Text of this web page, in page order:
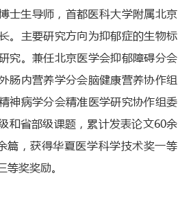
士生导师，首都医科大学附属北京
。主要研究方向为抑郁症的生物标
究。兼任北京医学会抑郁障碍分会
肠内营养学分会脑健康营养协作组
神病学分会精准医学研究协作组委
和省部级课题，累计发表论文60余
篇，获得华夏医学科学技术奖一等
奖奖励。